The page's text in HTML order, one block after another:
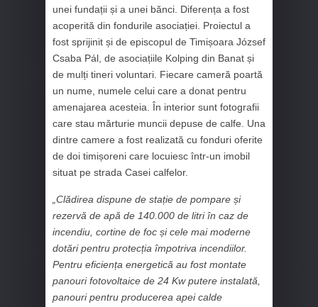
unei fundații și a unei bănci. Diferența a fost
acoperită din fondurile asociației. Proiectul a
fost sprijinit și de episcopul de Timișoara József
Csaba Pál, de asociațiile Kolping din Banat și
de mulți tineri voluntari. Fiecare cameră poartă
un nume, numele celui care a donat pentru
amenajarea acesteia. În interior sunt fotografii
care stau mărturie muncii depuse de calfe. Una
dintre camere a fost realizată cu fonduri oferite
de doi timișoreni care locuiesc într-un imobil
situat pe strada Casei calfelor.
„Clădirea dispune de stație de pompare și
rezervă de apă de 140.000 de litri în caz de
incendiu, cortine de foc și cele mai moderne
dotări pentru protecția împotriva incendiilor.
Pentru eficiența energetică au fost montate
panouri fotovoltaice de 24 Kw putere instalată,
panouri pentru producerea apei calde